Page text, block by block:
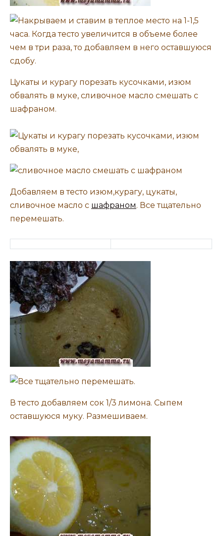
Цукаты и курагу порезать кусочками, изюм
обвалять в муке, сливочное масло смешать с
шафраном.
Добавляем в тесто изюм,курагу, цукаты,
сливочное масло с шафраном. Все тщательно
перемешать.
В тесто добавляем сок 1/3 лимона. Сыпем
оставшуюся муку. Размешиваем.